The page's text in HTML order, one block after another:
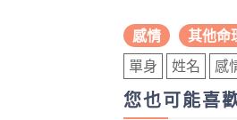
感情 其他命
單身 姓名 感
您也可能喜